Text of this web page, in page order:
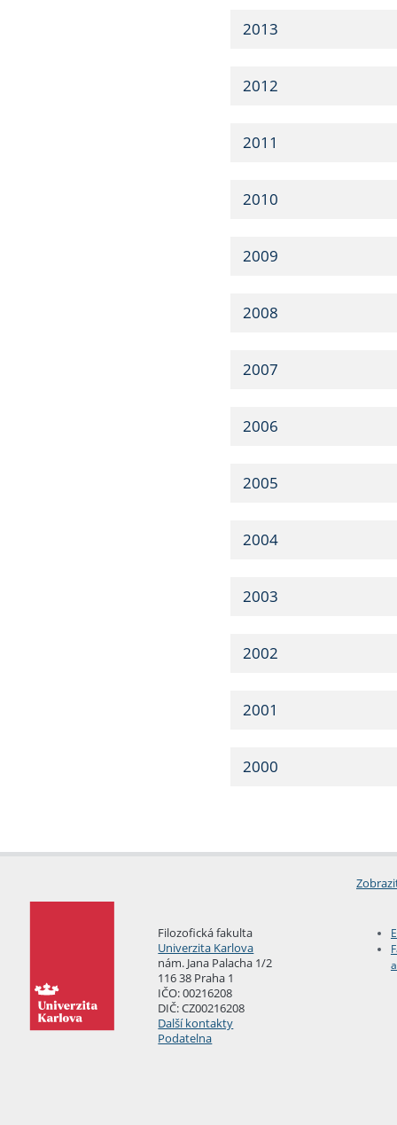
2013
2012
2011
2010
2009
2008
2007
2006
2005
2004
2003
2002
2001
2000
Filozofická fakulta
Univerzita Karlova
nám. Jana Palacha 1/2
116 38 Praha 1
IČO: 00216208
DIČ: CZ00216208
Další kontakty
Podatelna